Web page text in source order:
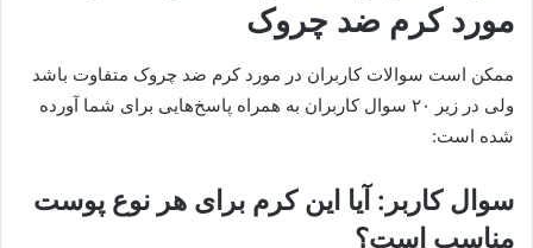
مورد کرم ضد چروک
ممکن است سوالات کاربران در مورد کرم ضد چروک متفاوت باشد
ولی در زیر ۲۰ سوال کاربران به همراه پاسخ‌هایی برای شما آورده
شده است:
سوال کاربر: آیا این کرم برای هر نوع پوست
مناسب است؟